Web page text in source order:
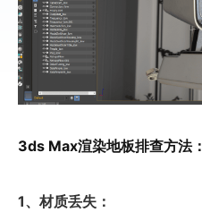
3ds Max渲染地板排查方法：
1、材质丢失：